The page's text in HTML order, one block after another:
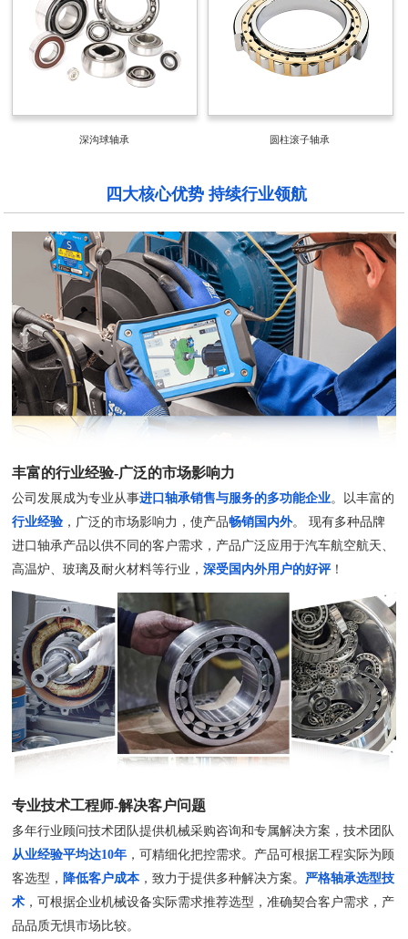
深沟球轴承 圆柱滚子轴承
四大核心优势 持续行业领航
丰富的行业经验-广泛的市场影响力
公司发展成为专业从事进口轴承销售与服务的多功能企业。以丰富的
行业经验 ，广泛的市场影响力，使产品畅销国内外。 现有多种品牌
进口轴承产品以供不同的客户需求，产品广泛应用于汽车航空航天、
高温炉、玻璃及耐火材料等行业，深受国内外用户的好评！
专业技术工程师-解决客户问题
多年行业顾问技术团队提供机械采购咨询和专属解决方案，技术团队
从业经验平均达10年 ，可精细化把控需求。产品可根据工程实际为顾
客选型， 降低客户成本，致力于提供多种解决方案。 严格轴承选型技
术 ，可根据企业机械设备实际需求推荐选型，准确契合客户需求，产
品品质无惧市场比较。